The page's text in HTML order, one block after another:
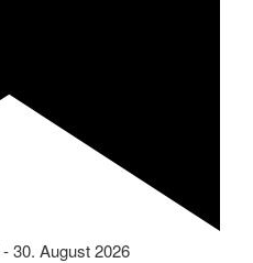
-30. August 2026